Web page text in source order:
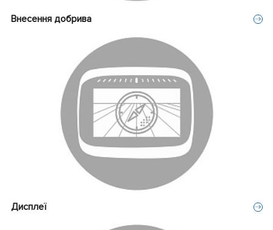
Внесення добрива
Дисплеї